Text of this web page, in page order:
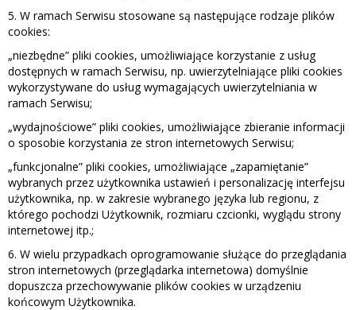
5. W ramach Serwisu stosowane są następujące rodzaje plików
cookies:
„niezbędne” pliki cookies, umożliwiające korzystanie z usług
dostępnych w ramach Serwisu, np. uwierzytelniające pliki cookies
wykorzystywane do usług wymagających uwierzytelniania w
ramach Serwisu;
„wydajnościowe” pliki cookies, umożliwiające zbieranie informacji
o sposobie korzystania ze stron internetowych Serwisu;
„funkcjonalne” pliki cookies, umożliwiające „zapamiętanie”
wybranych przez użytkownika ustawień i personalizację interfejsu
użytkownika, np. w zakresie wybranego języka lub regionu, z
którego pochodzi Użytkownik, rozmiaru czcionki, wyglądu strony
internetowej itp.;
6. W wielu przypadkach oprogramowanie służące do przeglądania
stron internetowych (przeglądarka internetowa) domyślnie
dopuszcza przechowywanie plików cookies w urządzeniu
końcowym Użytkownika.